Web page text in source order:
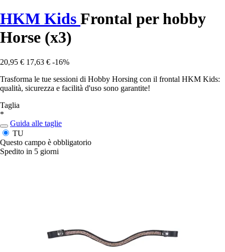
HKM Kids Frontal per hobby
Horse (x3)
20,95 € 17,63 € -16%
Trasforma le tue sessioni di Hobby Horsing con il frontal HKM Kids:
qualità, sicurezza e facilità d'uso sono garantite!
Taglia
*
Guida alle taglie
TU
Questo campo è obbligatorio
Spedito in 5 giorni